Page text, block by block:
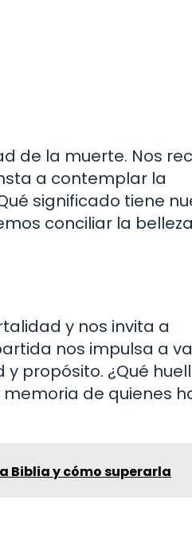
de la muerte. Nos
a contemplar la
significado tiene
conciliar la
y nos invita a
nos impulsa a
propósito. ¿Qué
de quienes
Biblia y cómo superarla